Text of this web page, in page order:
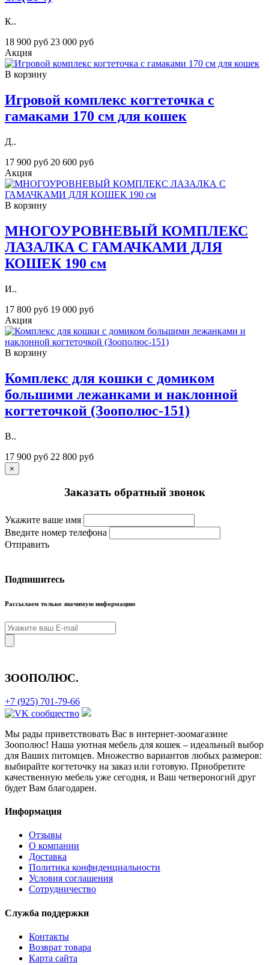
К..
18 900 руб 23 000 руб
Акция
В корзину
Игровой комплекс когтеточка с
гамаками 170 см для кошек
Д..
17 900 руб 20 600 руб
Акция
В корзину
МНОГОУРОВНЕВЫЙ КОМПЛЕКС
ЛАЗАЛКА С ГАМАЧКАМИ ДЛЯ
КОШЕК 190 см
И..
17 800 руб 19 000 руб
Акция
В корзину
Комплекс для кошки с домиком
большими лежанками и наклонной
когтеточкой (Зooпoлюc-151)
В..
17 900 руб 22 800 руб
×
Заказать обратный звонок
Укажите ваше имя
Введите номер телефона
Отправить
Подпишитесь
Рассылаем только значимую информацию
ЗООПОЛЮС.
+7 (925) 701-79-66
Мы рады приветствовать Вас в интернет-зоомагазине
Зоополюс! Наша уютная мебель для кошек – идеальный выбор
для Ваших питомцев. Множество вариантов любых размеров:
выбирайте когтеточку на заказ или готовую. Приобретите
качественную мебель уже сегодня, и Ваш четвероногий друг
будет Вам благодарен.
Информация
Отзывы
О компании
Доставка
Политика конфиденциальности
Условия соглашения
Сотрудничество
Служба поддержки
Контакты
Возврат товара
Карта сайта